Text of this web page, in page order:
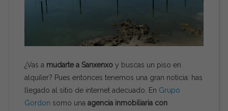
¿Vas a mudarte a Sanxenxoy buscas un piso en
alquiler? Pues entonces tenemos una gran noticia: has
llegado al sitio de internet adecuado. En Grupo
Gordon somo una agencia inmobiliaria con